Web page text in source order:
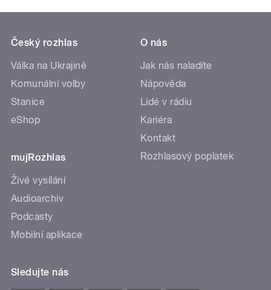
Český rozhlas
Válka na Ukrajině
Komunální volby
Stanice
eShop
mujRozhlas
Živé vysílání
Audioarchiv
Podcasty
Mobilní aplikace
O nás
Jak nás naladíte
Nápověda
Lidé v rádiu
Kariéra
Kontakt
Rozhlasový poplatek
Sledujte nás